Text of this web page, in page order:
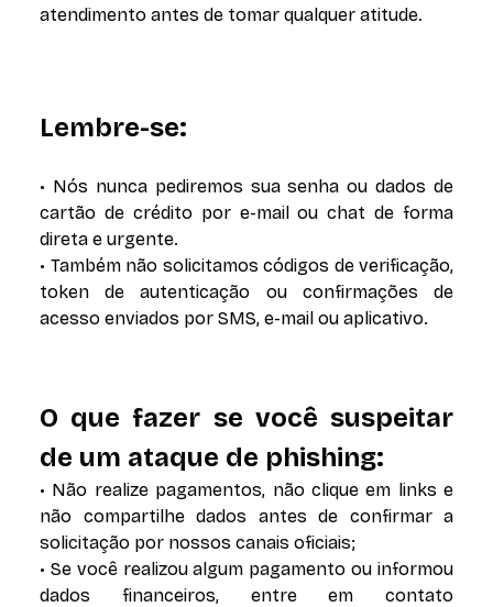
atendimento antes de tomar qualquer atitude.
Lembre-se:
• Nós nunca pediremos sua senha ou dados de
cartão de crédito por e-mail ou chat de forma
direta e urgente.
• Também não solicitamos códigos de verificação,
token de autenticação ou confirmações de
acesso enviados por SMS, e-mail ou aplicativo.
O que fazer se você suspeitar
de um ataque de phishing:
• Não realize pagamentos, não clique em links e
não compartilhe dados antes de confirmar a
solicitação por nossos canais oficiais;
• Se você realizou algum pagamento ou informou
dados financeiros, entre em contato